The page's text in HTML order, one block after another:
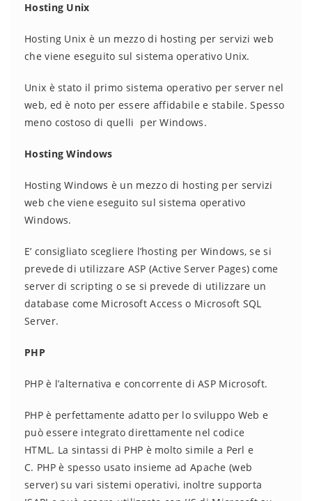
Hosting Unix
Hosting Unix è un mezzo di hosting per servizi web
che viene eseguito sul sistema operativo Unix.
Unix è stato il primo sistema operativo per server nel
web, ed è noto per essere affidabile e stabile. Spesso
meno costoso di quelli per Windows.
Hosting Windows
Hosting Windows è un mezzo di hosting per servizi
web che viene eseguito sul sistema operativo
Windows.
E’ consigliato scegliere l’hosting per Windows, se si
prevede di utilizzare ASP (Active Server Pages) come
server di scripting o se si prevede di utilizzare un
database come Microsoft Access o Microsoft SQL
Server.
PHP
PHP è l’alternativa e concorrente di ASP Microsoft.
PHP è perfettamente adatto per lo sviluppo Web e
può essere integrato direttamente nel codice
HTML. La sintassi di PHP è molto simile a Perl e
C. PHP è spesso usato insieme ad Apache (web
server) su vari sistemi operativi, inoltre supporta